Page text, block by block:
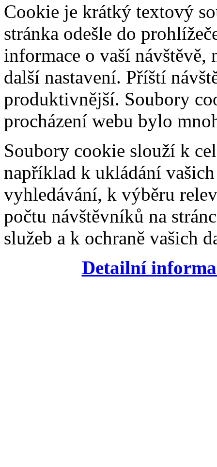
Cookie je krátký textový
stránka odešle do
informace o vaší
další nastavení. Příští
produktivnější. Soubory
procházení webu bylo
Soubory cookie slouží k
například k ukládání
vyhledávání, k výběru
počtu návštěvníků na
služeb a k ochraně vašich
Detailní